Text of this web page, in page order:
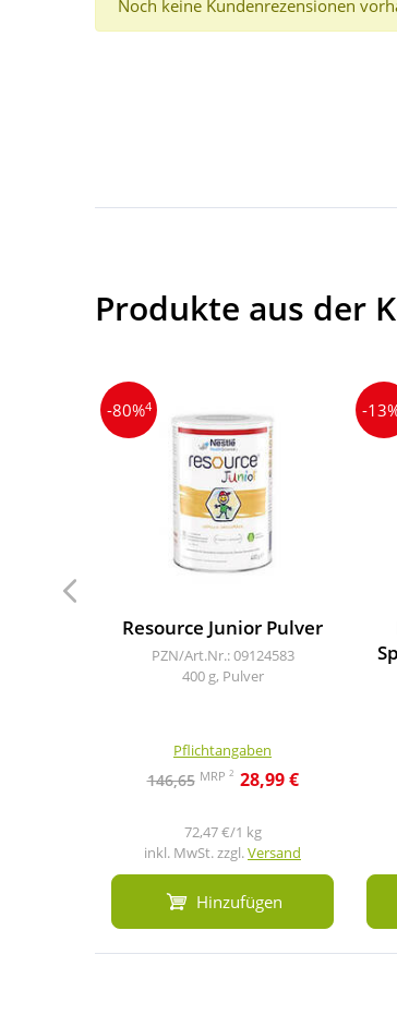
Noch keine Kundenrezensionen
Produkte aus der
-80%4
Resource Junior Pulver
PZN/Art.Nr.: 09124583
400 g, Pulver
Pflichtangaben
146,65 MRP 2 28,99 €
72,47 €/1 kg
inkl. MwSt. zzgl.Versand
Hinzufügen
-